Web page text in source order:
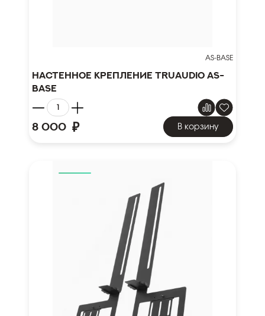
AS-BASE
Настенное крепление TruAudio AS-
BASE
8 000 ₽ В корзину